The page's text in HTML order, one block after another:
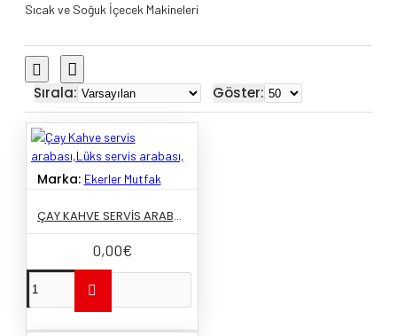
Sıcak ve Soğuk İçecek Makineleri
Sırala: Göster:
Marka: Ekerler Mutfak
ÇAY KAHVE SERVIS ARABASI,LÜKS SERVIS ARABASI,
0,00€